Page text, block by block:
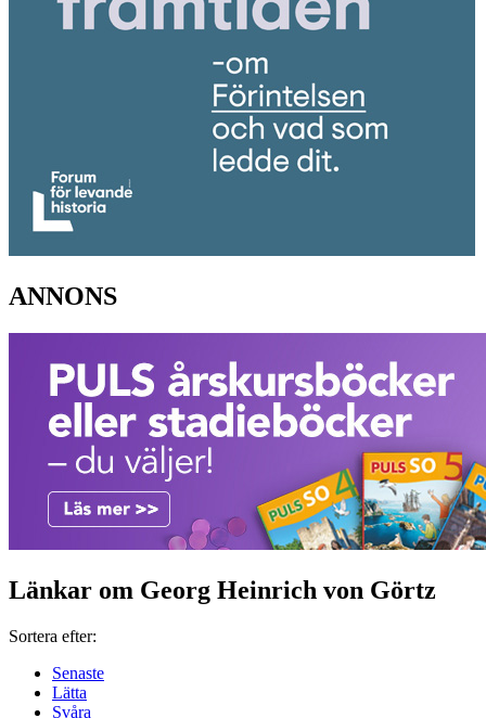
ANNONS
Länkar om Georg Heinrich von Görtz
Sortera efter:
Senaste
Lätta
Svåra